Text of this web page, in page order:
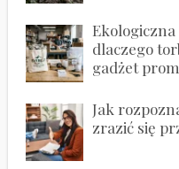
dlaczego
gadżet
Jak
zrazić się